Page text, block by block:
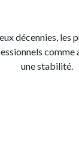
décennies,
comme
une stabilité.